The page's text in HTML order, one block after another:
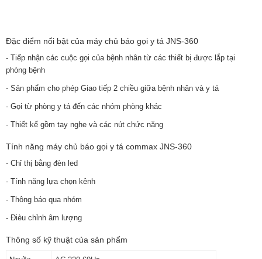
Đặc điểm nổi bật của máy chủ báo gọi y tá JNS-360
- Tiếp nhận các cuộc gọi của bệnh nhân từ các thiết bị được lắp tại
phòng bệnh
- Sản phẩm cho phép Giao tiếp 2 chiều giữa bệnh nhân và y tá
- Gọi từ phòng y tá đến các nhóm phòng khác
- Thiết kế gồm tay nghe và các nút chức năng
Tính năng máy chủ báo gọi y tá commax JNS-360
- Chỉ thị bằng đèn led
- Tính năng lựa chọn kênh
- Thông báo qua nhóm
- Đièu chỉnh âm lượng
Thông số kỹ thuật của sản phẩm